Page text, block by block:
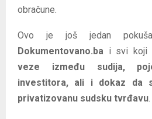
obračune.
Ovo je još jedan
Dokumentovano.ba i svi koji
veze između sudija,
investitora, ali i dokaz da
privatizovanu sudsku tvrđavu